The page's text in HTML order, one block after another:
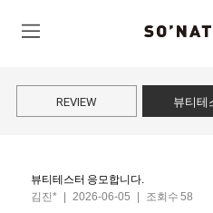
REVIEW 뷰티테
뷰티테스터 응모합니다.
김진*
2026-06-05 조회수 58